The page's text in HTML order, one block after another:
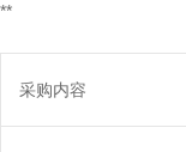
**
采购内容